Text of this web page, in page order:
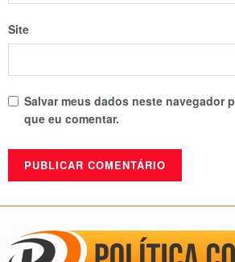
Site
Salvar meus dados neste navegador
que eu comentar.